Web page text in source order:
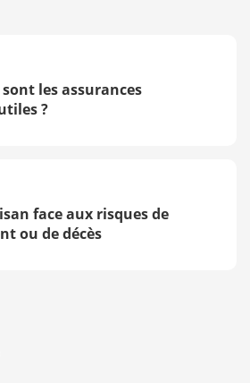
les assurances
?
face aux risques de
ou de décès